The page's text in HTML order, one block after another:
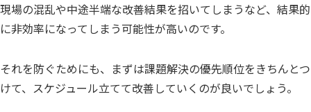
現場の混乱や中途半端な改善結果を招いてしまうなど、結果的
に非効率になってしまう可能性が高いのです。
それを防ぐためにも、まずは課題解決の優先順位をきちんとつ
けて、スケジュール立てて改善していくのが良いでしょう。